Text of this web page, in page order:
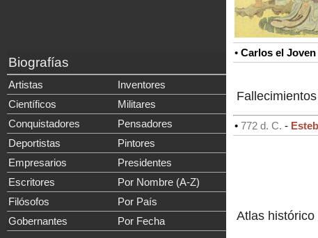
• Carlos el Joven
• 772 d. C. -
Atlas
Biografías
Artistas
Inventores
Científicos
Militares
Conquistadores
Pensadores
Deportistas
Pintores
Empresarios
Presidentes
Escritores
Por Nombre (A-Z)
Filósofos
Por País
Gobernantes
Por Fecha